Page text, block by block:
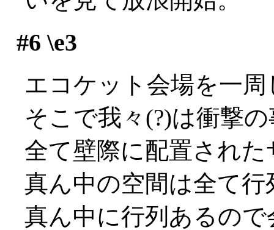
#6 \e3
エコケット会場を一
そこで我々(?)は衝撃
全て壁際に配置され
真ん中の空間は全て
真ん中に行列あるの